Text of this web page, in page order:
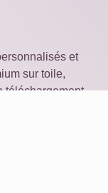
et
sur toile,
téléchargement.